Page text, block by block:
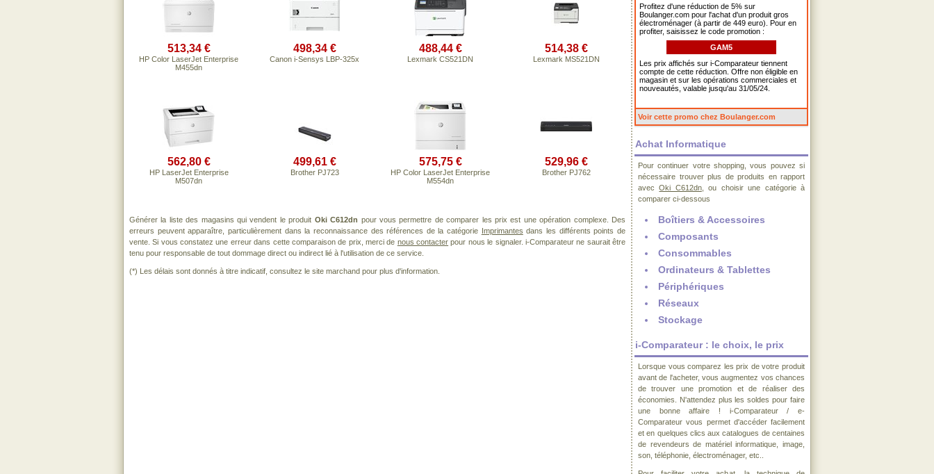
513,34 €
HP Color LaserJet Enterprise
M455dn
498,34 €
Canon i-Sensys LBP-325x
488,44 €
Lexmark CS521DN
514,38 €
Lexmark MS521DN
562,80 €
HP LaserJet Enterprise
M507dn
499,61 €
Brother PJ723
575,75 €
HP Color LaserJet Enterprise
M554dn
529,96 €
Brother PJ762
Générer la liste des magasins qui vendent le produit Oki C612dn pour vous permettre de comparer les prix est une opération complexe. Des
erreurs peuvent apparaître, particulièrement dans la reconnaissance des références de la catégorie Imprimantes dans les différents points de
vente. Si vous constatez une erreur dans cette comparaison de prix, merci de nous contacter pour nous le signaler. i-Comparateur ne saurait être
tenu pour responsable de tout dommage direct ou indirect lié à l'utilisation de ce service.
(*) Les délais sont donnés à titre indicatif, consultez le site marchand pour plus d'information.
Profitez d'une réduction de 5% sur
Boulanger.com pour l'achat d'un produit gros
électroménager (à partir de 449 euro). Pour en
profiter, saisissez le code promotion :
GAM5
Les prix affichés sur i-Comparateur tiennent
compte de cette réduction. Offre non éligible en
magasin et sur les opérations commerciales et
nouveautés, valable jusqu'au 31/05/24.
Voir cette promo chez Boulanger.com
Achat Informatique
Pour continuer votre shopping, vous pouvez si
nécessaire trouver plus de produits en rapport
avecOki C612dn, ou choisir une catégorie à
comparer ci-dessous
Boîtiers & Accessoires
Composants
Consommables
Ordinateurs & Tablettes
Périphériques
Réseaux
Stockage
i-Comparateur : le choix, le prix
Lorsque vous comparez les prix de votre produit
avant de l'acheter, vous augmentez vos chances
de trouver une promotion et de réaliser des
économies. N'attendez plus les soldes pour faire
une bonne affaire ! i-Comparateur / e-
Comparateur vous permet d'accéder facilement
et en quelques clics aux catalogues de centaines
de revendeurs de matériel informatique, image,
son, téléphonie, électroménager, etc..